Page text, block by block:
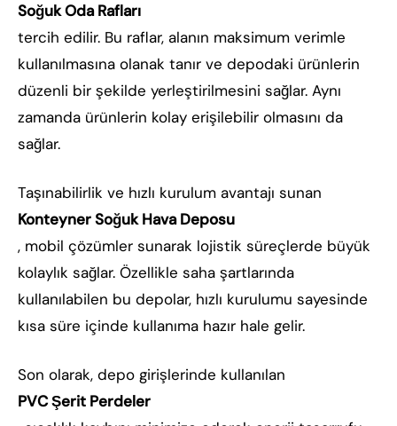
Soğuk Oda Rafları
tercih edilir. Bu raflar, alanın maksimum verimle
kullanılmasına olanak tanır ve depodaki ürünlerin
düzenli bir şekilde yerleştirilmesini sağlar. Aynı
zamanda ürünlerin kolay erişilebilir olmasını da
sağlar.
Taşınabilirlik ve hızlı kurulum avantajı sunan
Konteyner Soğuk Hava Deposu
, mobil çözümler sunarak lojistik süreçlerde büyük
kolaylık sağlar. Özellikle saha şartlarında
kullanılabilen bu depolar, hızlı kurulumu sayesinde
kısa süre içinde kullanıma hazır hale gelir.
Son olarak, depo girişlerinde kullanılan
PVC Şerit Perdeler